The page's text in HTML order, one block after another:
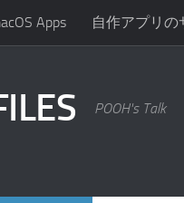
Apps 自作アプリの
POOH's Talk